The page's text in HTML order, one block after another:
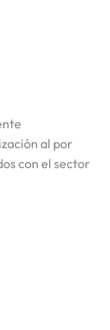
al por
con el sector